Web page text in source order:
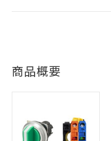
商品概要